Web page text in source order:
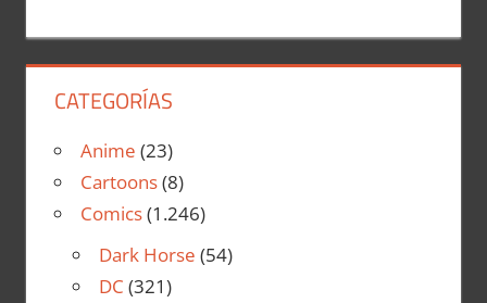
CATEGORÍAS
Anime (23)
Cartoons(8)
Comics(1.246)
Dark Horse (54)
DC (321)